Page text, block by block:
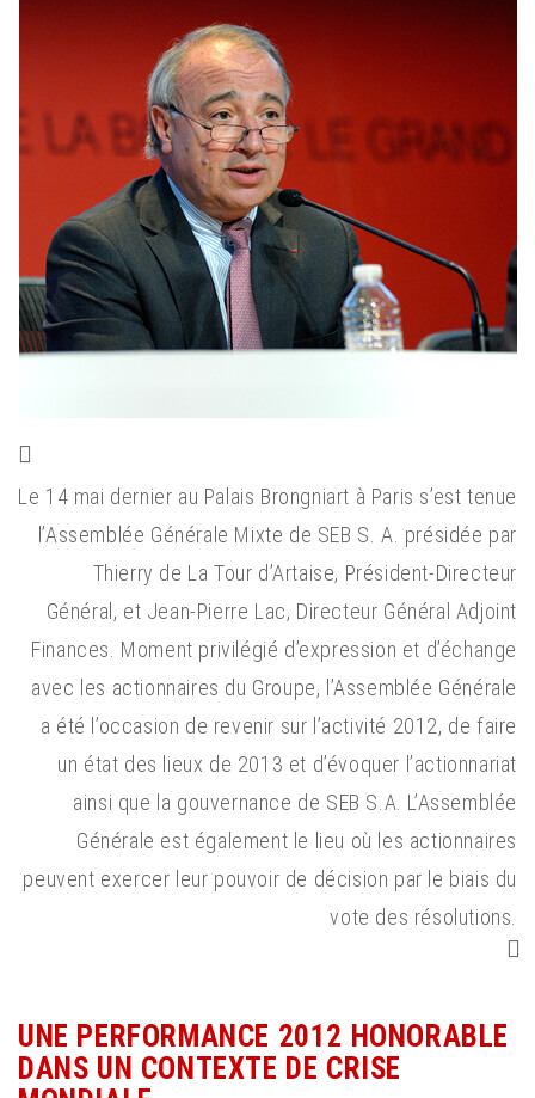
Le 14 mai dernier au Palais Brongniart à Paris s’est tenue
l’Assemblée Générale Mixte de SEB S. A. présidée par
Thierry de La Tour d’Artaise, Président-Directeur
Général, et Jean-Pierre Lac, Directeur Général Adjoint
Finances. Moment privilégié d’expression et d’échange
avec les actionnaires du Groupe, l’Assemblée Générale
a été l’occasion de revenir sur l’activité 2012, de faire
un état des lieux de 2013 et d’évoquer l’actionnariat
ainsi que la gouvernance de SEB S.A. L’Assemblée
Générale est également le lieu où les actionnaires
peuvent exercer leur pouvoir de décision par le biais du
vote des résolutions.
UNE PERFORMANCE 2012 HONORABLE
DANS UN CONTEXTE DE CRISE